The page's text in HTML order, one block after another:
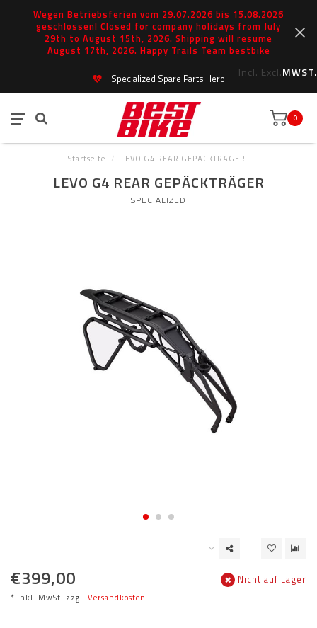
Wegen Betriebsferien vom 29.07.2026 bis 15.08.2026
geschlossen! Closed for company holidays from July
29th to August 15th, 2026. Shipping will resume
August 17th, 2026. Happy Trails Team bestbike
Incl. Excl.MWST.
Specialized Spare Parts Hero
0
Startseite / LEVO G4 REAR GEPÄCKTRÄGER
LEVO G4 REAR GEPÄCKTRÄGER
SPECIALIZED
€399,00
* Inkl. MwSt. zzgl. Versandkosten
Nicht auf Lager